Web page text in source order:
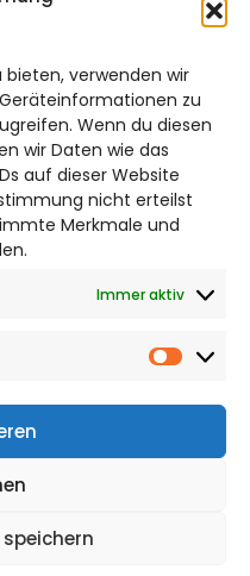
bieten, verwenden wir
zu
Wenn du diesen
wir Daten wie das
auf dieser Website
nicht erteilst
Merkmale und
Immer aktiv
HILDESHEIM